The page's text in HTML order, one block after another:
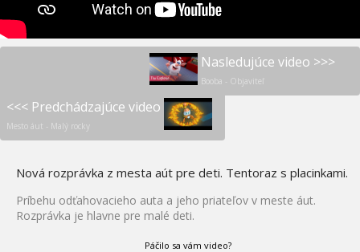
Nasledujúce video >>>
Booba - Objaviteľ
<<< Predchádzajúce video
Mesto áut - Malý rocky
Nová rozprávka z mesta aút pre deti. Tentoraz s placinkami.
Príbehu odťahovacieho auta a jeho priateľov v meste áut.
Rozprávka je hlavne pre malé deti.
Páčilo sa vám video?